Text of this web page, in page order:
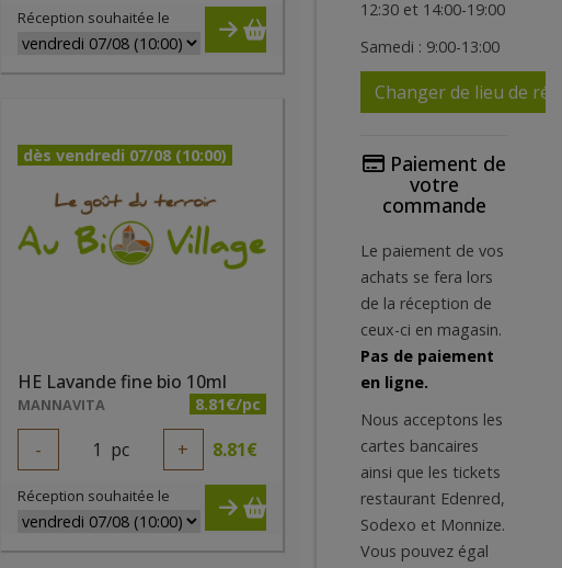
Réception souhaitée le
dès vendredi 07/08 (10:00)
HE Lavande fine bio 10ml
MANNAVITA 8.81€/pc
- 1 pc + 8.81€
Réception souhaitée le
12:30 et 14:00-19:00
Samedi : 9:00-13:00
Changer de lieu de
Paiement de
votre
commande
Le paiement de vos
achats se fera lors
de la réception de
ceux-ci en magasin.
Pas de paiement
en ligne.
Nous acceptons les
cartes bancaires
ainsi que les tickets
restaurant Edenred,
Sodexo et Monnize.
Vous pouvez égal